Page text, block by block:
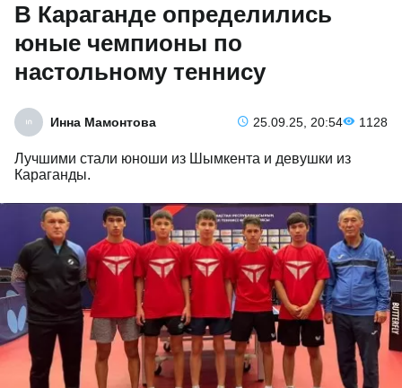
В Караганде определились
юные чемпионы по
настольному теннису
Инна Мамонтова 25.09.25, 20:54 1128
Лучшими стали юноши из Шымкента и девушки из
Караганды.